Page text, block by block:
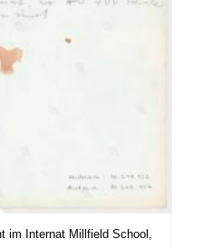
im Internat Millfield School,